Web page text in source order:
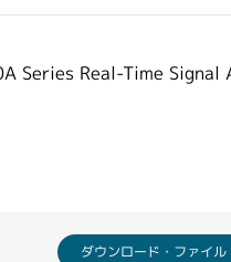
Series Real-Time Signal
ダウンロード・ファイル